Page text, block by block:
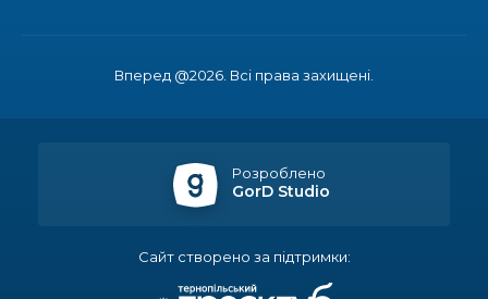
спецрахунки
Іпотеку для ВПО спростили, але з одним
Перемога бахмутян на фіналі Кубка України з
Вперед @2026. Всі права захищені.
Розроблено
GorD Studio
Сайт створено за підтримки: